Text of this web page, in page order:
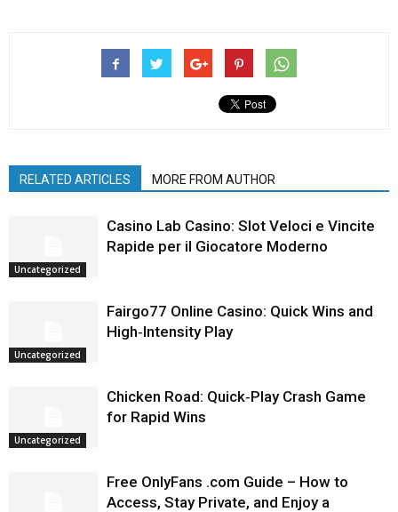
RELATED ARTICLES MORE FROM AUTHOR
Uncategorized
Casino Lab Casino: Slot Veloci e Vincite
Rapide per il Giocatore Moderno
Uncategorized
Fairgo77 Online Casino: Quick Wins and
High‑Intensity Play
Uncategorized
Chicken Road: Quick‑Play Crash Game
for Rapid Wins
Free OnlyFans .com Guide – How to
Access, Stay Private, and Enjoy a